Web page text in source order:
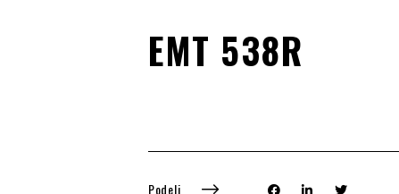
EMT 538R
Podeli